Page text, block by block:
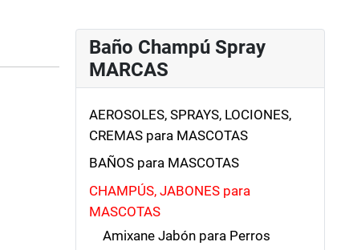
Baño Champú Spray
MARCAS
AEROSOLES, SPRAYS, LOCIONES,
CREMAS para MASCOTAS
BAÑOS para MASCOTAS
CHAMPÚS, JABONES para
MASCOTAS
Amixane Jabón para Perros